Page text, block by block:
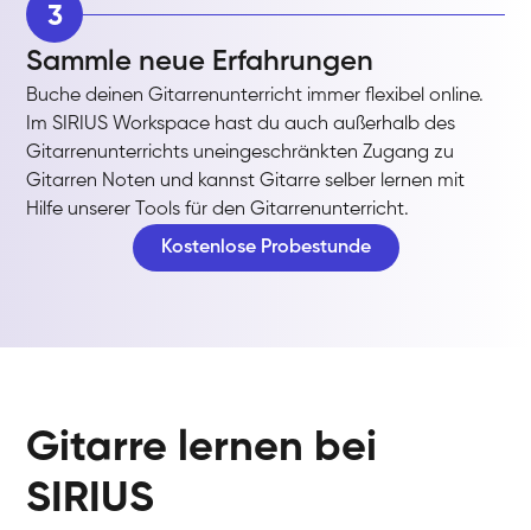
3
Sammle neue Erfahrungen
Buche deinen Gitarrenunterricht immer flexibel online.
Im SIRIUS Workspace hast du auch außerhalb des
Gitarrenunterrichts uneingeschränkten Zugang zu
Gitarren Noten und kannst Gitarre selber lernen mit
Hilfe unserer Tools für den Gitarrenunterricht.
Kostenlose Probestunde
Gitarre lernen bei
SIRIUS